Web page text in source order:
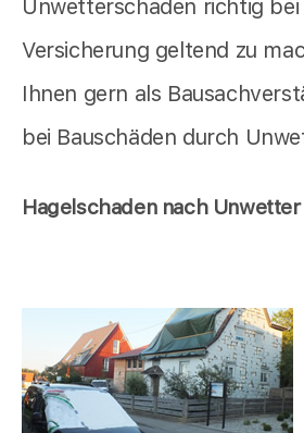
Unwetterschaden richtig bei
Versicherung geltend zu
Ihnen gern als
bei Bauschäden durch
Hagelschaden nach Unwetter